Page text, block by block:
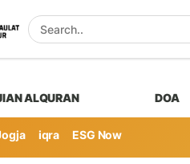
ALQURAN DOA
iqra ESG Now